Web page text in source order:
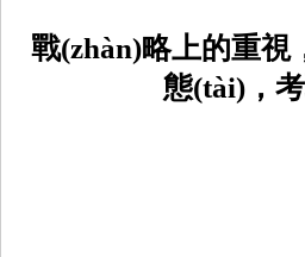
戰(zhàn)略上的重視
態(tài)，